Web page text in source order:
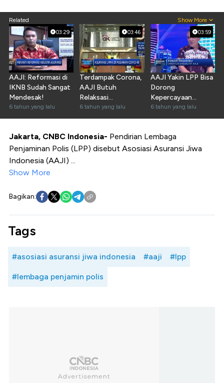
Related Show More
03:29
AAJI: Reformasi di
IKNB Sudah Sangat
Mendesak!
6 tahun yang lalu
03:46
Terdampak Corona,
AAJI Butuh
Relaksasi
Pemasaran Produk
6 tahun yang lalu
03:59
AAJI Yakin LPP Bisa
Dorong
Kepercayaan
Nasabah pada
Asuransi
6 tahun yang lalu
Jakarta, CNBC Indonesia- Pendirian Lembaga
Penjaminan Polis (LPP) disebut Asosiasi Asuransi Jiwa
Indonesia (AAJI) ...
Show More
Bagikan:
Tags
#asosiasi asuransi jiwa indonesia #aaji #lpp
#lembaga penjamin polis